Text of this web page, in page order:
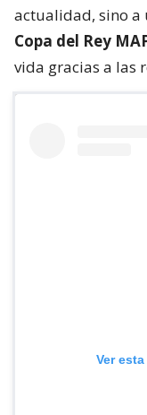
actualidad, sino a
Copa del Rey
vida gracias a las
Ver